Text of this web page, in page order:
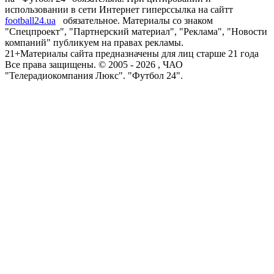
использовании в сети Интернет гиперссылка на сайтт
football24.ua
обязательное. Материалы со знаком
"Спецпроект", "Партнерский материал", "Реклама", "Новости
компаний" публикуем на правах рекламы.
21+Материалы сайта предназначены для лиц старше 21 года
Все права защищены. © 2005 - 2026 , ЧАО
"Телерадиокомпания Люкс". "Футбол 24".